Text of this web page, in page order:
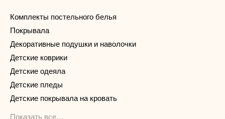
Комплекты постельного белья
Покрывала
Декоративные подушки и наволочки
Детские коврики
Детские одеяла
Детские пледы
Детские покрывала на кровать
Показать все…